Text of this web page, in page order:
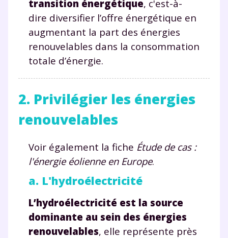
transition énergétique, c'est-à-
dire diversifier l’offre énergétique en
augmentant la part des énergies
renouvelables dans la consommation
totale d’énergie.
2. Privilégier les énergies
renouvelables
Voir également la fiche Étude de cas :
l'énergie éolienne en Europe.
a. L'hydroélectricité
L’hydroélectricité est la source
dominante au sein des énergies
renouvelables, elle représente près